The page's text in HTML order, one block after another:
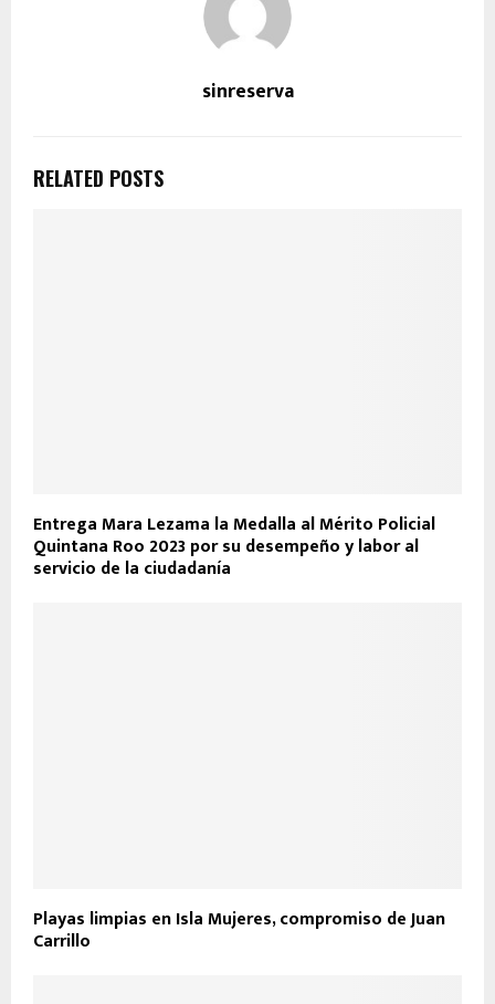
sinreserva
RELATED POSTS
Entrega Mara Lezama la Medalla al Mérito Policial
Quintana Roo 2023 por su desempeño y labor al
servicio de la ciudadanía
Playas limpias en Isla Mujeres, compromiso de Juan
Carrillo